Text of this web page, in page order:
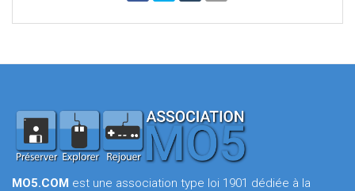
MO5.COM est une association type loi 1901 dédiée à la